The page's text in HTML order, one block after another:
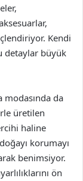
Kendi
detaylar büyük
modasında da
üretilen
haline
korumayı
benimsiyor.
ön